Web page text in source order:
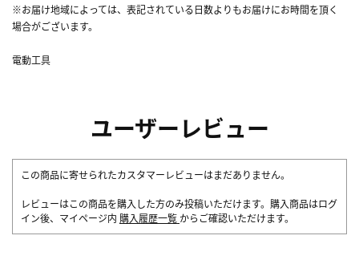
※お届け地域によっては、表記されている日数よりもお届けにお時間を頂く
場合がございます。
電動工具
ユーザーレビュー
この商品に寄せられたカスタマーレビューはまだありません。
レビューはこの商品を購入した方のみ投稿いただけます。購入商品はログ
イン後、マイページ内 購入履歴一覧 からご確認いただけます。